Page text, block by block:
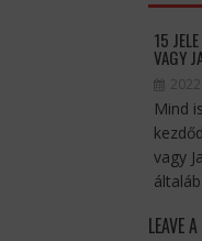
15
VAGY
Mind
vagy
LEAVE